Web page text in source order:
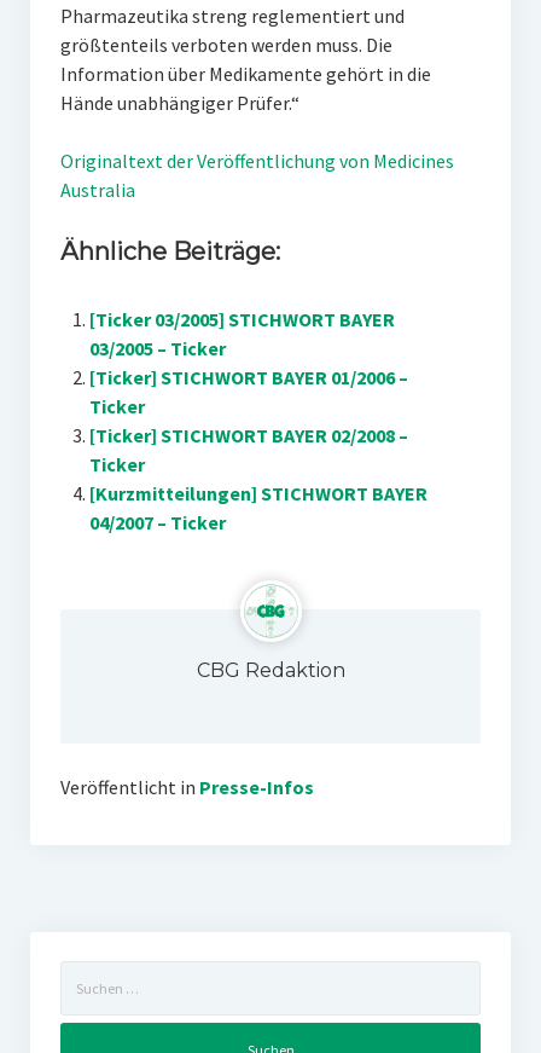
Pharmazeutika streng reglementiert und
größtenteils verboten werden muss. Die
Information über Medikamente gehört in die
Hände unabhängiger Prüfer.“
Originaltext der Veröffentlichung von Medicines
Australia
Ähnliche Beiträge:
[Ticker 03/2005] STICHWORT BAYER
03/2005 – Ticker
[Ticker] STICHWORT BAYER 01/2006 –
Ticker
[Ticker] STICHWORT BAYER 02/2008 –
Ticker
[Kurzmitteilungen] STICHWORT BAYER
04/2007 – Ticker
CBG Redaktion
Veröffentlicht in Presse-Infos
nach: